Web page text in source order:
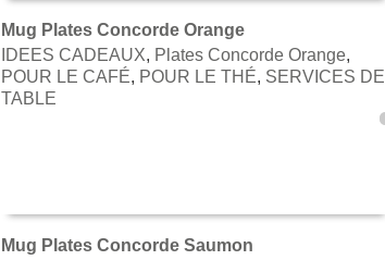
AJOUTER AU PANIER
Mug Plates Concorde Orange
IDEES CADEAUX, Plates Concorde Orange,
POUR LE CAFÉ, POUR LE THÉ, SERVICES DE
TABLE
Mug Plates Concorde Saumon